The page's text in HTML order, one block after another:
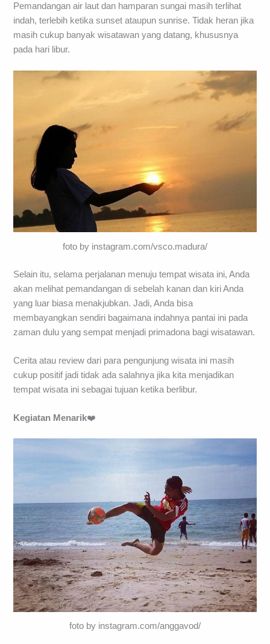
Pemandangan air laut dan hamparan sungai masih terlihat
indah, terlebih ketika sunset ataupun sunrise. Tidak heran jika
masih cukup banyak wisatawan yang datang, khususnya
pada hari libur.
foto by instagram.com/vsco.madura/
Selain itu, selama perjalanan menuju tempat wisata ini, Anda
akan melihat pemandangan di sebelah kanan dan kiri Anda
yang luar biasa menakjubkan. Jadi, Anda bisa
membayangkan sendiri bagaimana indahnya pantai ini pada
zaman dulu yang sempat menjadi primadona bagi wisatawan.
Cerita atau review dari para pengunjung wisata ini masih
cukup positif jadi tidak ada salahnya jika kita menjadikan
tempat wisata ini sebagai tujuan ketika berlibur.
Kegiatan Menarik❤️
foto by instagram.com/anggavod/